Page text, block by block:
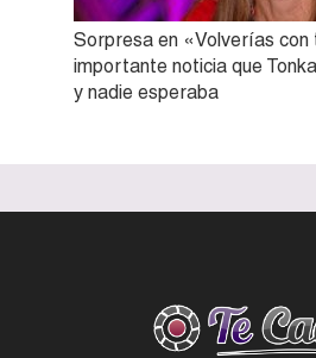
Sorpresa en «Volverías con
importante noticia que
y nadie esperaba